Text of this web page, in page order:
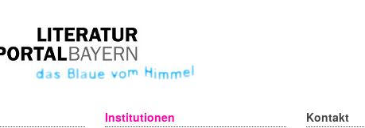
Institutionen
Kontakt